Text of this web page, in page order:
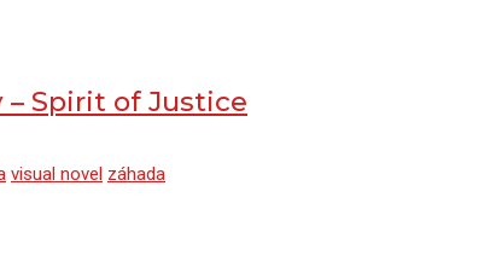
Spirit of Justice
visual novel záhada